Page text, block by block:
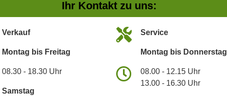
Ihr Kontakt zu uns:
Verkauf
Montag bis Freitag
08.30 - 18.30 Uhr
Samstag
Service
Montag bis Donnerstag
08.00 - 12.15 Uhr
13.00 - 16.30 Uhr